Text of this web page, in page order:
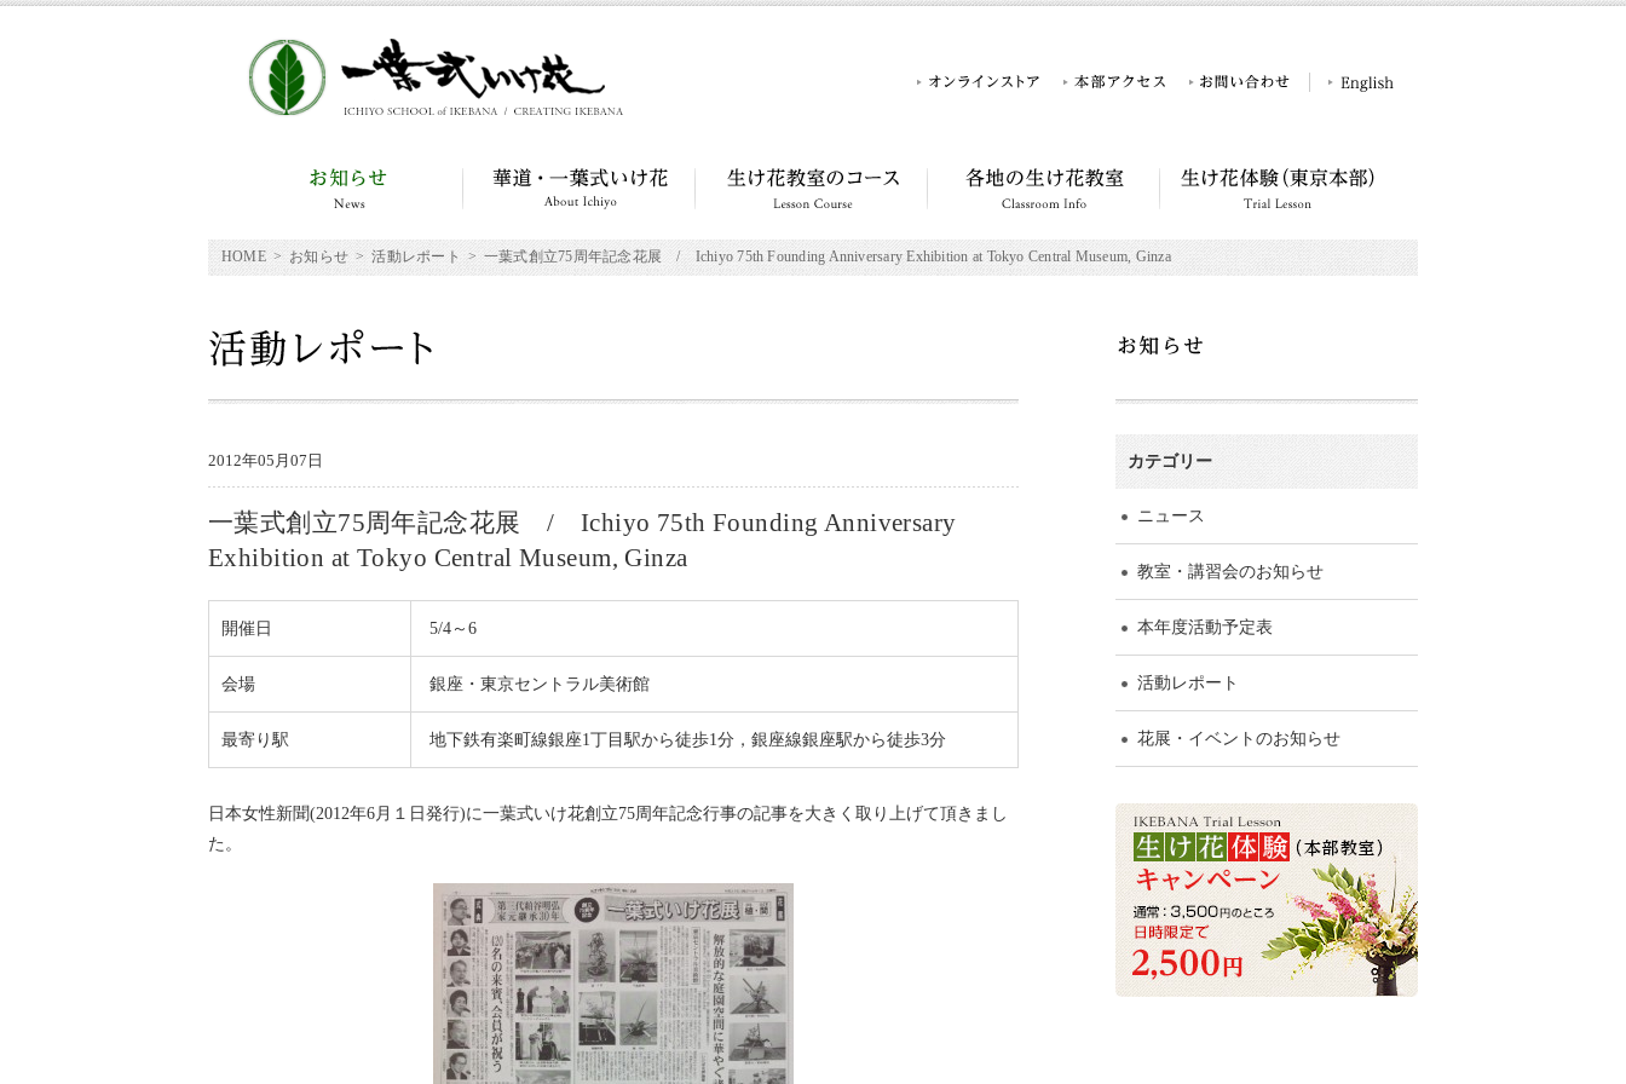
HOME > お知らせ > 活動レポート > 一葉式創立75周年記念花展 / Ichiyo 75th Founding Anniversary Exhibition at Tokyo Central Museum, Ginza
2012年05月07日
一葉式創立75周年記念花展 / Ichiyo 75th Founding Anniversary
Exhibition at Tokyo Central Museum, Ginza
開催日 5/4～6
会場 銀座・東京セントラル美術館
最寄り駅 地下鉄有楽町線銀座1丁目駅から徒歩1分，銀座線銀座駅から徒歩3分
日本女性新聞(2012年6月１日発行)に一葉式いけ花創立75周年記念行事の記事を大きく取り上げて頂きまし
た。
カテゴリー
ニュース
教室・講習会のお知らせ
本年度活動予定表
活動レポート
花展・イベントのお知らせ